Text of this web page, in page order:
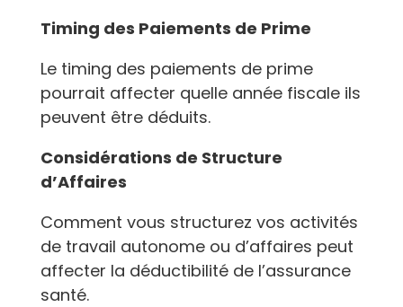
Timing des Paiements de Prime
Le timing des paiements de prime
pourrait affecter quelle année fiscale ils
peuvent être déduits.
Considérations de Structure
d’Affaires
Comment vous structurez vos activités
de travail autonome ou d’affaires peut
affecter la déductibilité de l’assurance
santé.